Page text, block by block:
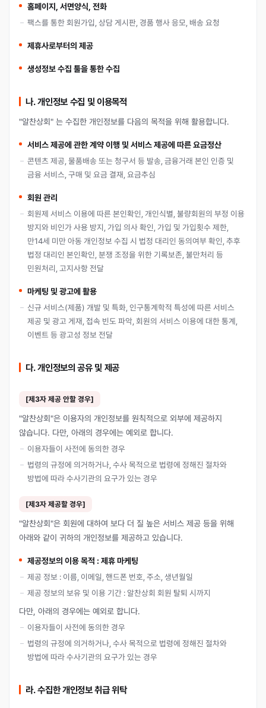
홈페이지, 서면양식, 전화
팩스를 통한 회원가입, 상담 게시판, 경품 행사 응모, 배송 요청
제휴사로부터의 제공
생성정보 수집 툴을 통한 수집
나. 개인정보 수집 및 이용목적
"알찬상회" 는 수집한 개인정보를 다음의 목적을 위해 활용합니다.
서비스 제공에 관한 계약 이행 및 서비스 제공에 따른 요금정산
콘텐츠 제공, 물품배송 또는 청구서 등 발송, 금융거래 본인 인증 및
금융 서비스, 구매 및 요금 결재, 요금추심
회원 관리
회원제 서비스 이용에 따른 본인확인, 개인식별, 불량회원의 부정 이용
방지와 비인가 사용 방지, 가입 의사 확인, 가입 및 가입횟수 제한,
만14세 미만 아동 개인정보 수집 시 법정 대리인 동의여부 확인, 추후
법정 대리인 본인확인, 분쟁 조정을 위한 기록보존, 불만처리 등
민원처리, 고지사항 전달
마케팅 및 광고에 활용
신규 서비스(제품) 개발 및 특화, 인구통계학적 특성에 따른 서비스
제공 및 광고 게재, 접속 빈도 파악, 회원의 서비스 이용에 대한 통계,
이벤트 등 광고성 정보 전달
다. 개인정보의 공유 및 제공
[제3자 제공 안할 경우]
"알찬상회"은 이용자의 개인정보를 원칙적으로 외부에 제공하지
않습니다. 다만, 아래의 경우에는 예외로 합니다.
이용자들이 사전에 동의한 경우
법령의 규정에 의거하거나, 수사 목적으로 법령에 정해진 절차와
방법에 따라 수사기관의 요구가 있는 경우
[제3자 제공할 경우]
"알찬상회"은 회원에 대하여 보다 더 질 높은 서비스 제공 등을 위해
아래와 같이 귀하의 개인정보를 제공하고 있습니다.
제공정보의 이용 목적 : 제휴 마케팅
제공 정보 : 이름, 이메일, 핸드폰 번호, 주소, 생년월일
제공 정보의 보유 및 이용 기간 : 알찬상회 회원 탈퇴 시까지
다만, 아래의 경우에는 예외로 합니다.
이용자들이 사전에 동의한 경우
법령의 규정에 의거하거나, 수사 목적으로 법령에 정해진 절차와
방법에 따라 수사기관의 요구가 있는 경우
라. 수집한 개인정보 취급 위탁